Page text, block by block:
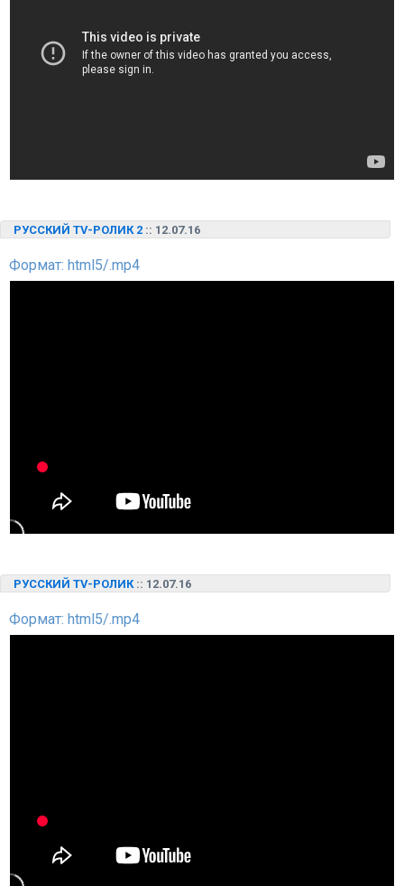
РУССКИЙ TV-РОЛИК 2 :: 12.07.16
Формат: html5/.mp4
РУССКИЙ TV-РОЛИК :: 12.07.16
Формат: html5/.mp4